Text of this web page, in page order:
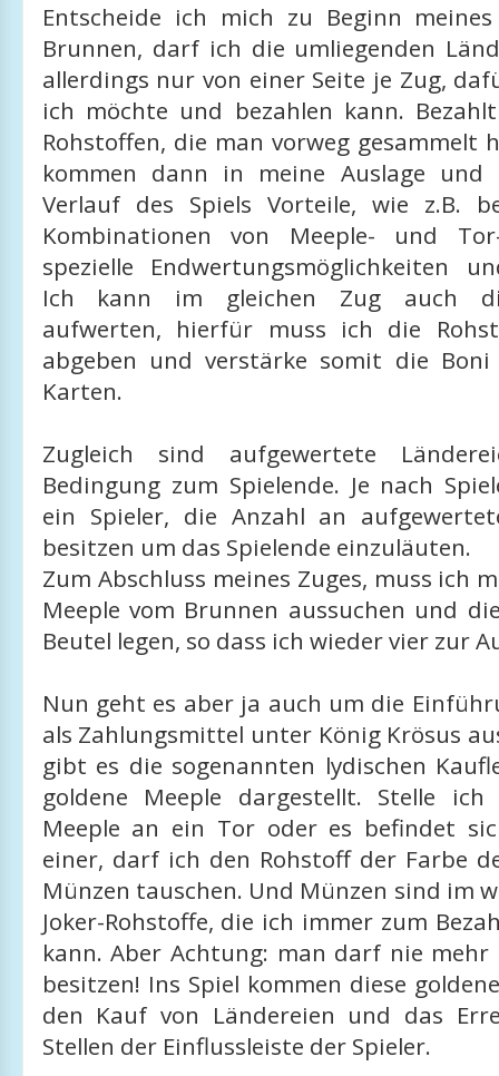
Entscheide ich mich zu Beginn
Brunnen, darf ich die umliegenden
allerdings nur von einer Seite je Zug,
ich möchte und bezahlen kann.
Rohstoffen, die man vorweg gesammelt
kommen dann in meine Auslage
Verlauf des Spiels Vorteile, wie z.B.
Kombinationen von Meeple- und
spezielle Endwertungsmöglichkeiten
Ich kann im gleichen Zug auch
aufwerten, hierfür muss ich die
abgeben und verstärke somit die
Karten.
Zugleich sind aufgewertete
Bedingung zum Spielende. Je nach
ein Spieler, die Anzahl an
besitzen um das Spielende einzuläuten.
Zum Abschluss meines Zuges, muss ich
Meeple vom Brunnen aussuchen und
Beutel legen, so dass ich wieder vier zur
Nun geht es aber ja auch um die
als Zahlungsmittel unter König Krösus
gibt es die sogenannten lydischen
goldene Meeple dargestellt. Stelle ich
Meeple an ein Tor oder es befindet
einer, darf ich den Rohstoff der Farbe
Münzen tauschen. Und Münzen sind im
Joker-Rohstoffe, die ich immer zum
kann. Aber Achtung: man darf nie mehr
besitzen! Ins Spiel kommen diese
den Kauf von Ländereien und das
Stellen der Einflussleiste der Spieler.